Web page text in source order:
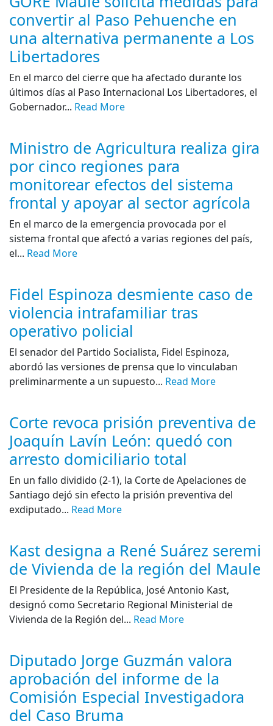
convertir al Paso Pehuenche en
una alternativa permanente a Los
Libertadores
En el marco del cierre que ha afectado durante los
últimos días al Paso Internacional Los Libertadores, el
Gobernador... Read More
Ministro de Agricultura realiza gira
por cinco regiones para
monitorear efectos del sistema
frontal y apoyar al sector agrícola
En el marco de la emergencia provocada por el
sistema frontal que afectó a varias regiones del país,
el... Read More
Fidel Espinoza desmiente caso de
violencia intrafamiliar tras
operativo policial
El senador del Partido Socialista, Fidel Espinoza,
abordó las versiones de prensa que lo vinculaban
preliminarmente a un supuesto... Read More
Corte revoca prisión preventiva de
Joaquín Lavín León: quedó con
arresto domiciliario total
En un fallo dividido (2-1), la Corte de Apelaciones de
Santiago dejó sin efecto la prisión preventiva del
exdiputado... Read More
Kast designa a René Suárez seremi
de Vivienda de la región del Maule
El Presidente de la República, José Antonio Kast,
designó como Secretario Regional Ministerial de
Vivienda de la Región del... Read More
Diputado Jorge Guzmán valora
aprobación del informe de la
Comisión Especial Investigadora
del Caso Bruma